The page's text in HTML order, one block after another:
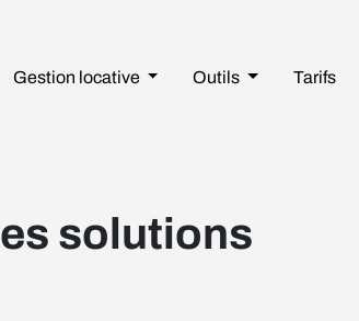
Gestion locative Outils Tarifs
solutions